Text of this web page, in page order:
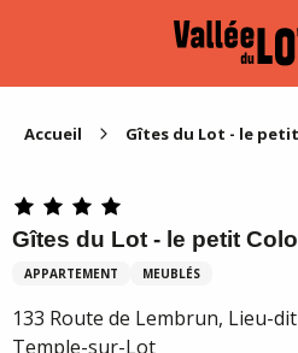
Accueil Gîtes du Lot - le
Gîtes du Lot - le petit
APPARTEMENT MEUBLÉS
133 Route de Lembrun, Lieu-
Temple-sur-Lot